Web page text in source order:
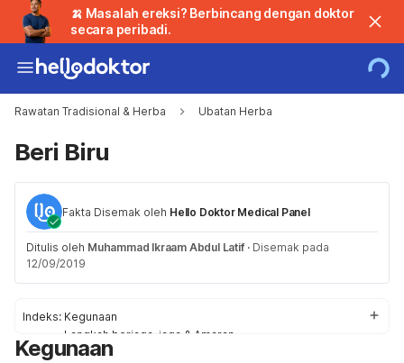
🍌 Masalah ereksi? Berbincang dengan doktor
secara peribadi.
Rawatan Tradisional & Herba Ubatan Herba
Beri Biru
Fakta Disemak oleh Hello Doktor Medical Panel
Ditulis oleh Muhammad Ikraam Abdul Latif · Disemak pada
12/09/2019
Indeks: Kegunaan
Langkah berjaga-jaga & Amaran
Kesan Sampingan
Kegunaan